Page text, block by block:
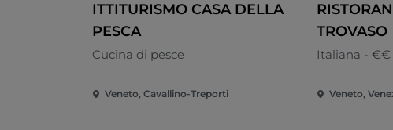
ITTITURISMO CASA DELLA
PESCA
Cucina di pesce
Veneto, Cavallino-Treporti
TROVASO
Italiana - €€
Veneto,